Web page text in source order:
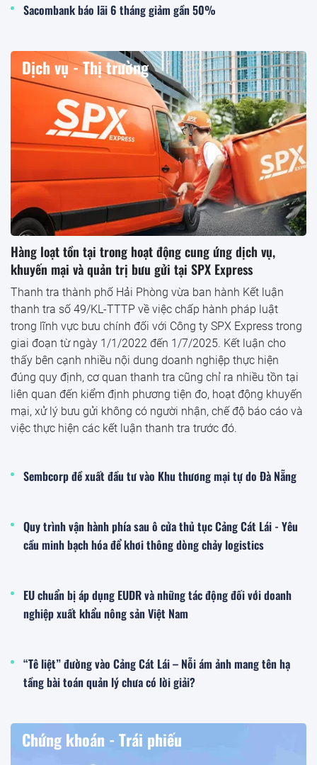
Sacombank báo lãi 6 tháng giảm gần 50%
Dịch vụ - Thị trường
Hàng loạt tồn tại trong hoạt động cung ứng dịch vụ,
khuyến mại và quản trị bưu gửi tại SPX Express
Thanh tra thành phố Hải Phòng vừa ban hành Kết luận
thanh tra số 49/KL-TTTP về việc chấp hành pháp luật
trong lĩnh vực bưu chính đối với Công ty SPX Express trong
giai đoạn từ ngày 1/1/2022 đến 1/7/2025. Kết luận cho
thấy bên cạnh nhiều nội dung doanh nghiệp thực hiện
đúng quy định, cơ quan thanh tra cũng chỉ ra nhiều tồn tại
liên quan đến kiểm định phương tiện đo, hoạt động khuyến
mại, xử lý bưu gửi không có người nhận, chế độ báo cáo và
việc thực hiện các kết luận thanh tra trước đó.
Sembcorp đề xuất đầu tư vào Khu thương mại tự do Đà Nẵng
Quy trình vận hành phía sau ô cửa thủ tục Cảng Cát Lái - Yêu
cầu minh bạch hóa để khơi thông dòng chảy logistics
EU chuẩn bị áp dụng EUDR và những tác động đối với doanh
nghiệp xuất khẩu nông sản Việt Nam
“Tê liệt” đường vào Cảng Cát Lái – Nỗi ám ảnh mang tên hạ
tầng bài toán quản lý chưa có lời giải?
Chứng khoán - Trái phiếu